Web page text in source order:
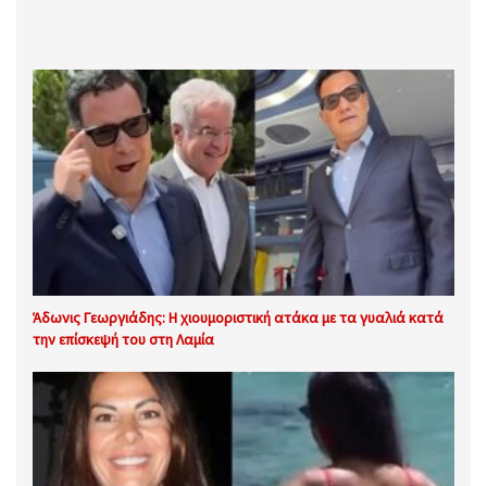
Άδωνις Γεωργιάδης: Η χιουμοριστική ατάκα με τα γυαλιά κατά
την επίσκεψή του στη Λαμία